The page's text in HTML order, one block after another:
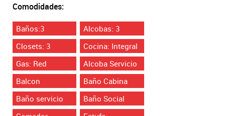
Comodidades:
Baños:3
Alcobas: 3
Closets: 3
Cocina: Integral
Gas: Red
Alcoba Servicio
Balcon
Baño Cabina
Baño servicio
Baño Social